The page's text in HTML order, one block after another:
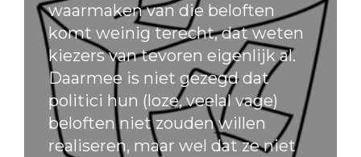
waarmaken van die beloften
komt weinig terecht, dat weten
kiezers van tevoren eigenlijk al.
Daarmee is niet gezegd dat
politici hun (loze, veelal vage)
beloften niet zouden willen
realiseren, maar wel dat ze niet